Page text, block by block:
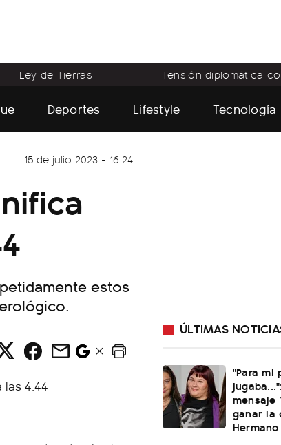
Ley de Tierras Tensión diplomática
Deportes Lifestyle Tecnología
15 de julio 2023 - 16:24
estos
ÚLTIMAS
"Para mi
mensaje
ganar la
Hermano